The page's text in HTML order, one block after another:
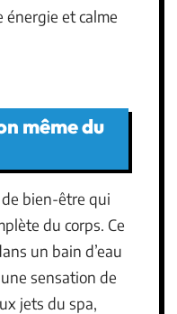
et calme
même du
bien-être qui
du corps. Ce
un bain d’eau
sensation de
jets du spa,